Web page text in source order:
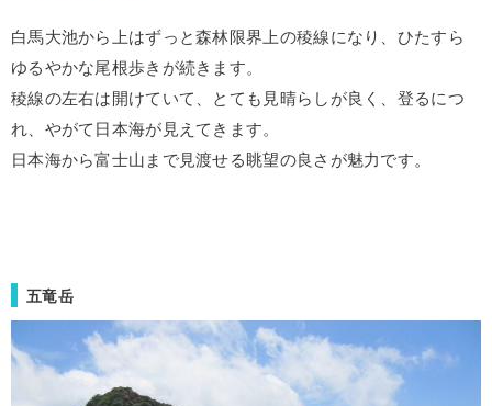
白馬大池から上はずっと森林限界上の稜線になり、ひたすら
ゆるやかな尾根歩きが続きます。
稜線の左右は開けていて、とても見晴らしが良く、登るにつ
れ、やがて日本海が見えてきます。
日本海から富士山まで見渡せる眺望の良さが魅力です。
五竜岳